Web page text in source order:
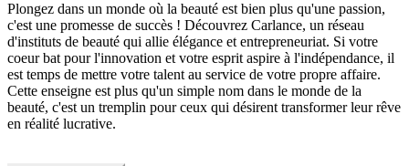
Plongez dans un monde où la beauté est bien plus qu'une passion,
c'est une promesse de succès ! Découvrez Carlance, un réseau
d'instituts de beauté qui allie élégance et entrepreneuriat. Si votre
coeur bat pour l'innovation et votre esprit aspire à l'indépendance, il
est temps de mettre votre talent au service de votre propre affaire.
Cette enseigne est plus qu'un simple nom dans le monde de la
beauté, c'est un tremplin pour ceux qui désirent transformer leur rêve
en réalité lucrative.